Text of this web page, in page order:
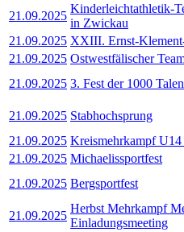
21.09.2025
Kinderleichtathletik-
in Zwickau
21.09.2025 XXIII. Ernst-
21.09.2025 Ostwestfälischer
21.09.2025 3. Fest der 1000
21.09.2025 Stabhochsprung
21.09.2025 Kreismehrkampf
21.09.2025 Michaelissportfest
21.09.2025 Bergsportfest
21.09.2025
Herbst Mehrkampf
Einladungsmeeting